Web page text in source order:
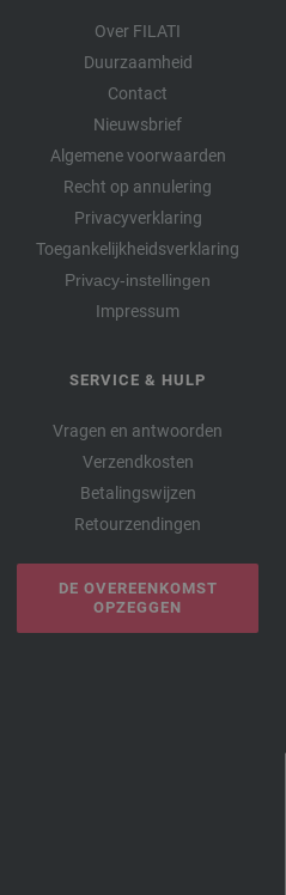
Over FILATI
Duurzaamheid
Contact
Nieuwsbrief
Algemene voorwaarden
Recht op annulering
Privacyverklaring
Toegankelijkheidsverklaring
Privacy-instellingen
Impressum
SERVICE & HULP
Vragen en antwoorden
Verzendkosten
Betalingswijzen
Retourzendingen
DE OVEREENKOMST
OPZEGGEN